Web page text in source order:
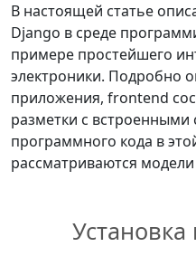
В настоящей статье
Django в среде
примере простейшего
электроники. Подробно
приложения, frontend
разметки с
программного кода в
рассматриваются